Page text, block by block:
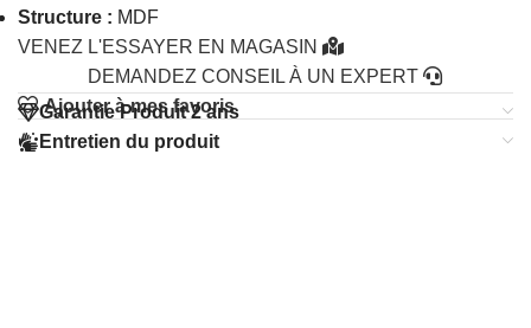
Structure : MDF
VENEZ L'ESSAYER EN MAGASIN
DEMANDEZ CONSEIL À UN EXPERT
Ajouter à mes favoris
Garantie Produit 2 ans
Entretien du produit